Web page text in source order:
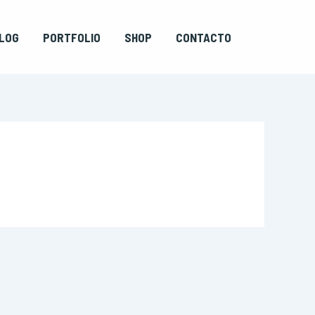
PORTFOLIO SHOP CONTACTO